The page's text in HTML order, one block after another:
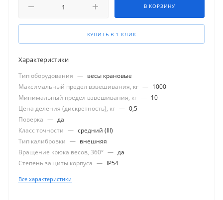
В КОРЗИНУ
КУПИТЬ В 1 КЛИК
Характеристики
Тип оборудования — весы крановые
Максимальный предел взвешивания, кг — 1000
Минимальный предел взвешивания, кг — 10
Цена деления (дискретность), кг — 0,5
Поверка — да
Класс точности — средний (III)
Тип калибровки — внешняя
Вращение крюка весов, 360° — да
Степень защиты корпуса — IP54
Все характеристики